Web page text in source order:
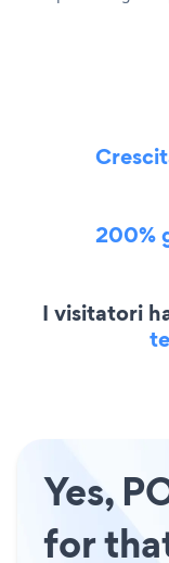
200%
I visitatori
Yes,
for